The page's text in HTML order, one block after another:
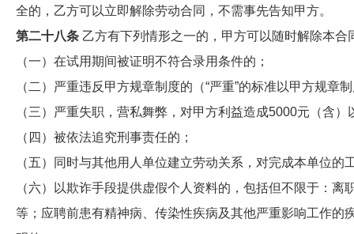
全的，乙方可以立即解除劳动合同，不需事先告知甲方。
第二十八条 乙方有下列情形之一的，甲方可以随时解除本合
（一）在试用期间被证明不符合录用条件的；
（二）严重违反甲方规章制度的（“严重”的标准以甲方规章
（三）严重失职，营私舞弊，对甲方利益造成5000元（含）
（四）被依法追究刑事责任的；
（五）同时与其他用人单位建立劳动关系，对完成本单位
（六）以欺诈手段提供虚假个人资料的，包括但不限于：
等；应聘前患有精神病、传染性疾病及其他严重影响工作